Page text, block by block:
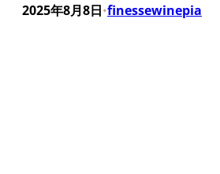
2025年8月8日•finessewinepia